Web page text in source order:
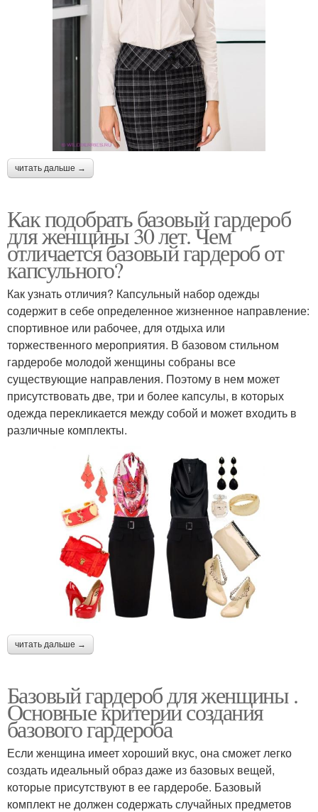
читать дальше →
Как подобрать базовый гардероб
для женщины 30 лет. Чем
отличается базовый гардероб от
капсульного?
Как узнать отличия? Капсульный набор одежды
содержит в себе определенное жизненное направление:
спортивное или рабочее, для отдыха или
торжественного мероприятия. В базовом стильном
гардеробе молодой женщины собраны все
существующие направления. Поэтому в нем может
присутствовать две, три и более капсулы, в которых
одежда перекликается между собой и может входить в
различные комплекты.
читать дальше →
Базовый гардероб для женщины .
Основные критерии создания
базового гардероба
Если женщина имеет хороший вкус, она сможет легко
создать идеальный образ даже из базовых вещей,
которые присутствуют в ее гардеробе. Базовый
комплект не должен содержать случайных предметов